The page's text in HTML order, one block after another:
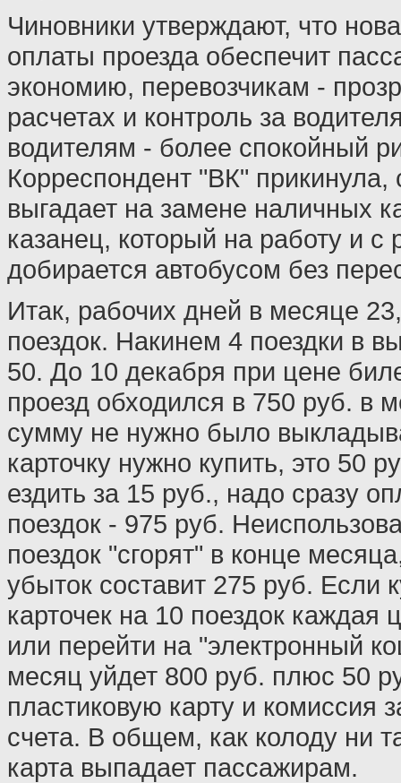
Чиновники утверждают, что
оплаты проезда обеспечит
экономию, перевозчикам -
расчетах и контроль за
водителям - более спокойный
Корреспондент "ВК" прикинула,
выгадает на замене наличных
казанец, который на работу и с
добирается автобусом без
Итак, рабочих дней в месяце
поездок. Накинем 4 поездки в
50. До 10 декабря при цене
проезд обходился в 750 руб. в
сумму не нужно было
карточку нужно купить, это 50
ездить за 15 руб., надо сразу
поездок - 975 руб.
поездок "сгорят" в конце
убыток составит 275 руб. Если
карточек на 10 поездок каждая
или перейти на "электронный
месяц уйдет 800 руб. плюс 50
пластиковую карту и комиссия
счета. В общем, как колоду ни
карта выпадает пассажирам.